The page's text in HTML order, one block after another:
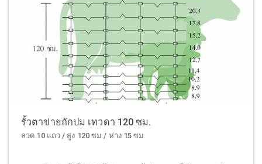
รั้วตาข่ายถักปม เทวดา 120 ซม.
ลวด 10 แถว / สูง 120 ซม / ห่าง 15 ซม